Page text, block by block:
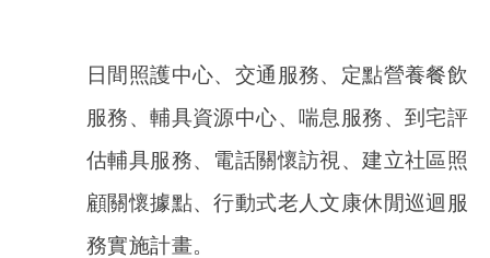
日間照護中心、交通服務、定點營養餐飲
服務、輔具資源中心、喘息服務、到宅評
估輔具服務、電話關懷訪視、建立社區照
顧關懷據點、行動式老人文康休閒巡迴服
務實施計畫。